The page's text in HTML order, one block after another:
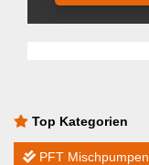
Top Kategorien
PFT Mischpumpen